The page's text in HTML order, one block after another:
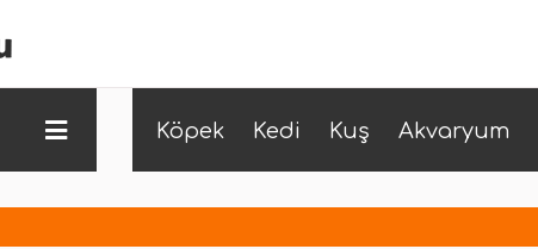
Köpek Kedi Kuş Akvaryum